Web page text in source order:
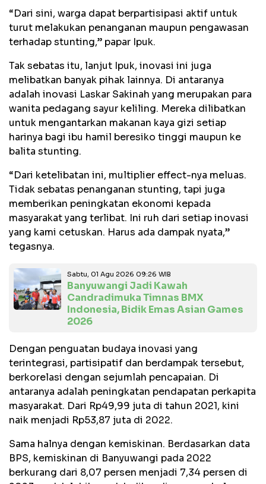
“Dari sini, warga dapat berpartisipasi aktif untuk
turut melakukan penanganan maupun pengawasan
terhadap stunting,” papar Ipuk.
Tak sebatas itu, lanjut Ipuk, inovasi ini juga
melibatkan banyak pihak lainnya. Di antaranya
adalah inovasi Laskar Sakinah yang merupakan para
wanita pedagang sayur keliling. Mereka dilibatkan
untuk mengantarkan makanan kaya gizi setiap
harinya bagi ibu hamil beresiko tinggi maupun ke
balita stunting.
“Dari ketelibatan ini, multiplier effect-nya meluas.
Tidak sebatas penanganan stunting, tapi juga
memberikan peningkatan ekonomi kepada
masyarakat yang terlibat. Ini ruh dari setiap inovasi
yang kami cetuskan. Harus ada dampak nyata,”
tegasnya.
Sabtu, 01 Agu 2026 09:26 WIB
Banyuwangi Jadi Kawah
Candradimuka Timnas BMX
Indonesia, Bidik Emas Asian Games
2026
Dengan penguatan budaya inovasi yang
terintegrasi, partisipatif dan berdampak tersebut,
berkorelasi dengan sejumlah pencapaian. Di
antaranya adalah peningkatan pendapatan perkapita
masyarakat. Dari Rp49,99 juta di tahun 2021, kini
naik menjadi Rp53,87 juta di 2022.
Sama halnya dengan kemiskinan. Berdasarkan data
BPS, kemiskinan di Banyuwangi pada 2022
berkurang dari 8,07 persen menjadi 7,34 persen di